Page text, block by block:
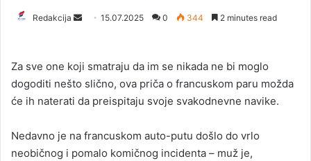
Redakcija
d
a
n
m
a
15.07.2025 0 344 2 minutes read
Za sve one koji smatraju da im se nikada ne bi moglo
dogoditi nešto slično, ova priča o francuskom paru možda
će ih naterati da preispitaju svoje svakodnevne navike.
Nedavno je na francuskom auto-putu došlo do vrlo
neobičnog i pomalo komičnog incidenta – muž je,